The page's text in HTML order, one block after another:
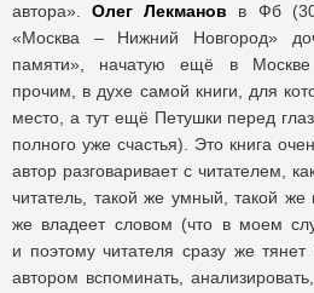
автора».Олег Лекманов в Фб
«Москва – Нижний Новгород»
памяти», начатую ещё в Москве
прочим, в духе самой книги, для
место, а тут ещё Петушки перед
полного уже счастья). Это книга
автор разговаривает с читателем,
читатель, такой же умный, такой
же владеет словом (что в моем
и поэтому читателя сразу же
автором вспоминать,